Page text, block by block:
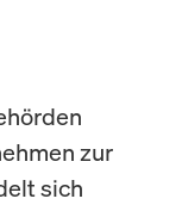
zur
sich